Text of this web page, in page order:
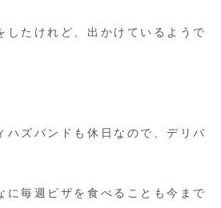
したけれど、出かけているようで
ハズバンドも休日なので、デリバ
に毎週ピザを食べることも今まで